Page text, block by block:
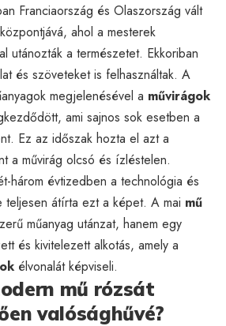
Franciaország és Olaszország vált
központjává, ahol a mesterek
utánozták a természetet. Ekkoriban
és szöveteket is felhasználtak. A
megjelenésével a művirágok
ami sajnos sok esetben a
Ez az időszak hozta el azt a
a művirág olcsó és ízléstelen.
három évtizedben a technológia és
teljesen átírta ezt a képet. A mai mű
műanyag utánzat, hanem egy
és kivitelezett alkotás, amely a
élvonalát képviseli.
mű rózsát
valósághűvé?